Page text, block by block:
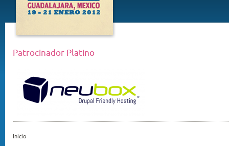
Patrocinador Platino
Inicio